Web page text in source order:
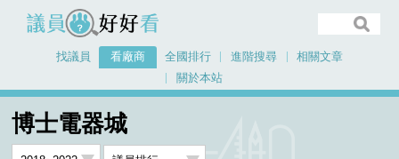
議員好好看
找議員 看廠商 全國排行 進階搜尋
相關文章
關於本站
博士電器城